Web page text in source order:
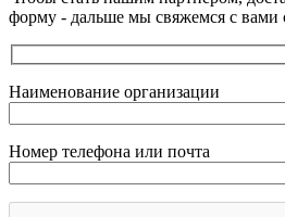
форму - дальше мы свяжемся с вами
Наименование организации
Номер телефона или почта